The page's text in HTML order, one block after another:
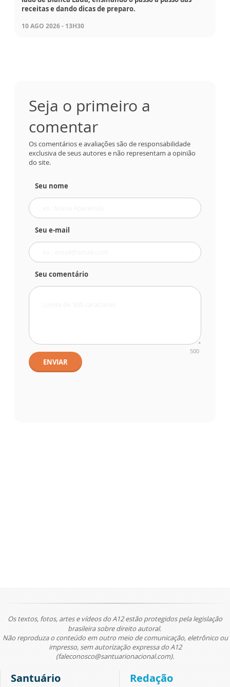
receitas e dando dicas de preparo.
10 AGO 2026 - 13H30
Seja o primeiro a
comentar
Os comentários e avaliações são de responsabilidade
exclusiva de seus autores e não representam a opinião
do site.
Seu nome
Seu e-mail
Seu comentário
500
ENVIAR
Os textos, fotos, artes e vídeos do A12 estão protegidos pela legislação
brasileira sobre direito autoral.
Não reproduza o conteúdo em outro meio de comunicação, eletrônico ou
impresso, sem autorização expressa do A12
(faleconosco@santuarionacional.com).
Santuário Redação